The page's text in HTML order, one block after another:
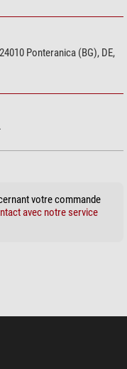
Ponteranica (BG), DE,
votre commande
avec notre service